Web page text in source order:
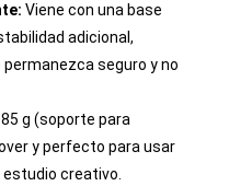
Viene con una base
adicional,
seguro y no
g (soporte para
y perfecto para usar
creativo.